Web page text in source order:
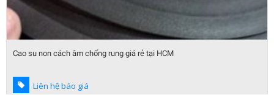
Cao su non cách âm chống rung giá rẻ tại HCM
Liên hệ báo giá